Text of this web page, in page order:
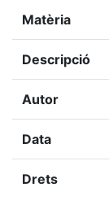
Matèria
Descripció
Autor
Data
Drets